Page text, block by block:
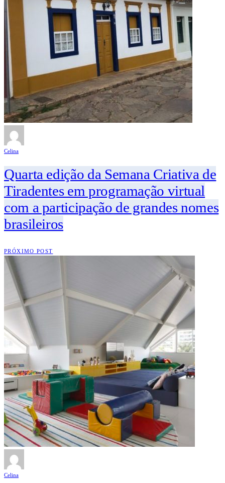
Celina
Quarta edição da Semana Criativa de
Tiradentes em programação virtual
com a participação de grandes nomes
brasileiros
PRÓXIMO POST
Celina